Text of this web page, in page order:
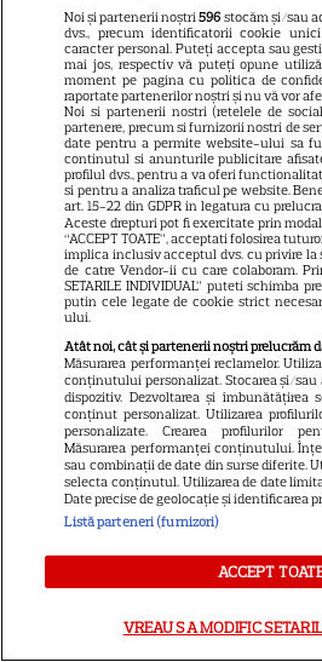
Tragedia
Artista
pe
aflat chiar
revenim
întâmplat
Noi și partenerii noștri596 stocăm și/sau
dvs., precum identificatorii cookie
caracter personal. Puteți accepta sau
mai jos, respectiv vă puteți opune
moment pe pagina cu politica de
raportate partenerilor noștri și nu vă vor
Noi si partenerii nostri (retelele de
partenere, precum si furnizorii nostri de
date pentru a permite website-ului sa
continutul si anunturile publicitare
profilul dvs., pentru a va oferi
si pentru a analiza traficul pe website.
art. 15-22 din GDPR in legatura cu
Aceste drepturi pot fi exercitate prin
“ACCEPT TOATE”, acceptati folosirea
implica inclusiv acceptul dvs. cu privire
de catre Vendor-ii cu care colaboram.
SETARILE INDIVIDUAL” puteti schimba
putin cele legate de cookie strict
ului.
Atât noi, cât și partenerii noștri prelucrăm
Măsurarea performanței reclamelor.
conținutului personalizat. Stocarea și/
dispozitiv. Dezvoltarea și îmbunătățirea
conținut personalizat. Utilizarea
personalizate. Crearea profilurilor
Măsurarea performanței conținutului.
sau combinații de date din surse diferite.
selecta conținutul. Utilizarea de date
Date precise de geolocație și identificarea
Listă parteneri (furnizori)
ACCEPT
VREAU SA MODIFIC